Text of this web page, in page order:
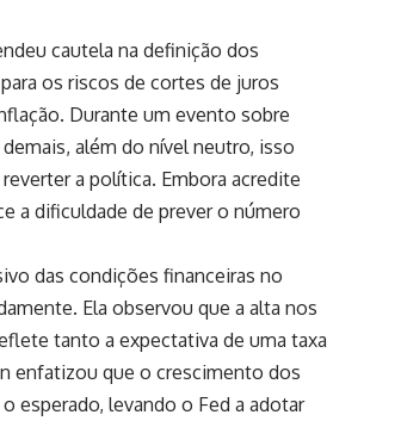
cautela na definição dos
os riscos de cortes de juros
Durante um evento sobre
além do nível neutro, isso
a política. Embora acredite
a dificuldade de prever o número
das condições financeiras no
Ela observou que a alta nos
tanto a expectativa de uma taxa
enfatizou que o crescimento dos
esperado, levando o Fed a adotar